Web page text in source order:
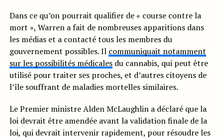
Dans ce qu’on pourrait qualifier de « course contre la
mort », Warren a fait de nombreuses apparitions dans
les médias et a contacté tous les membres du
gouvernement possibles. Il communiquait notamment
sur les possibilités médicalesdu cannabis, qui peut être
utilisé pour traiter ses proches, et d’autres citoyens de
l’île souffrant de maladies mortelles similaires.
Le Premier ministre Alden McLaughlin a déclaré que la
loi devrait être amendée avant la validation finale de la
loi, qui devrait intervenir rapidement, pour résoudre les